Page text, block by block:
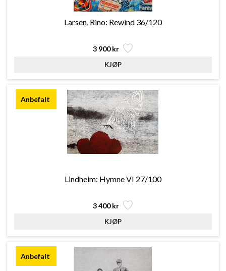
Larsen, Rino: Rewind 36/120
3 900 kr
Lindheim: Hymne VI 27/100
3 400 kr